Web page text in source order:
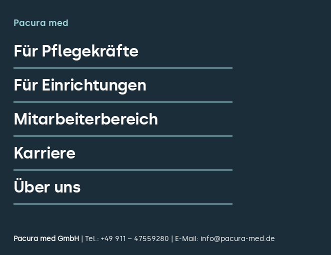
Pacura med
Für Pflegekräfte
Für Einrichtungen
Mitarbeiterbereich
Karriere
Über uns
Pacura med GmbH | Tel.: +49 911 – 47559280 | E-Mail: info@pacura-med.de